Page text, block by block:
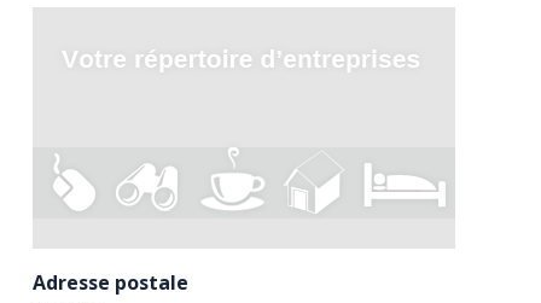
Adresse postale